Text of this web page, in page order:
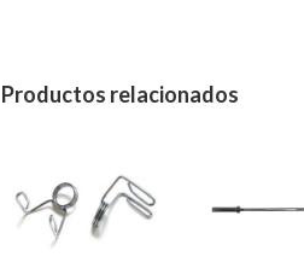
Productos relacionados